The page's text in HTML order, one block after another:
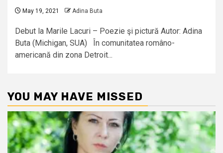
May 19, 2021 Adina Buta
Debut la Marile Lacuri – Poezie şi pictură Autor: Adina
Buta (Michigan, SUA) În comunitatea româno-
americană din zona Detroit...
YOU MAY HAVE MISSED